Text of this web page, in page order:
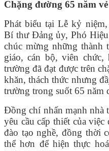
Chặng đường 65 năm
Phát biểu tại Lễ kỷ
Bí thư Đảng ủy, Phó
chúc mừng những thành
giáo, cán bộ, viên chức,
trường đã đạt được trên
khăn, thách thức nhưng
trường trong suốt 65 năm
Đồng chí nhấn mạnh nhà
yêu cầu cấp thiết của
đào tạo nghề, đồng thời
thể hơn để hiện thực